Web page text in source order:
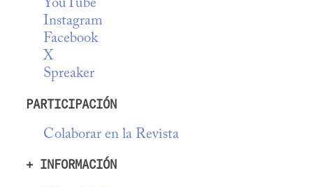
YouTube
Instagram
Facebook
X
Spreaker
PARTICIPACIÓN
Colaborar en la Revista
+ INFORMACIÓN